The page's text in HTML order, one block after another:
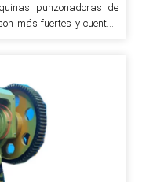
punzonadoras de
más fuertes y cuentan
grande, mayor punto de